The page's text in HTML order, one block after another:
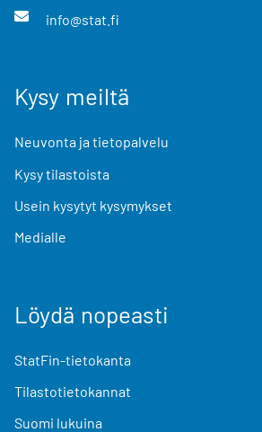
info@stat.fi
Kysy meiltä
Neuvonta ja tietopalvelu
Kysy tilastoista
Usein kysytyt kysymykset
Medialle
Löydä nopeasti
StatFin-tietokanta
Tilastotietokannat
Suomi lukuina